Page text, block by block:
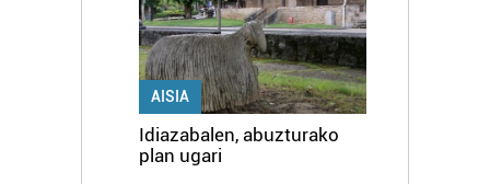
AISIA
Idiazabalen, abuzturako
plan ugari